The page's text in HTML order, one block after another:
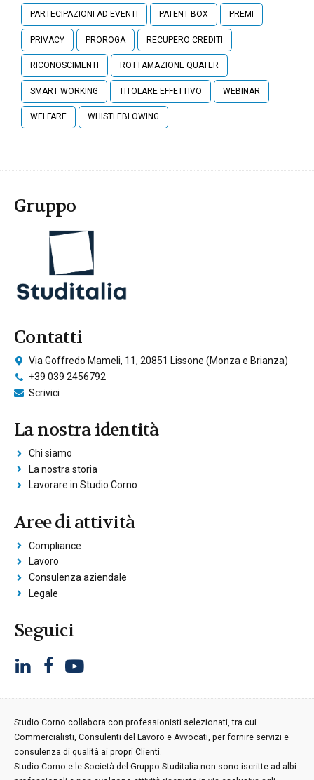
PARTECIPAZIONI AD EVENTI PATENT BOX PREMI
PRIVACY PROROGA RECUPERO CREDITI
RICONOSCIMENTI ROTTAMAZIONE QUATER
SMART WORKING TITOLARE EFFETTIVO WEBINAR
WELFARE WHISTLEBLOWING
Gruppo
Contatti
Via Goffredo Mameli, 11, 20851 Lissone (Monza e Brianza)
+39 039 2456792
Scrivici
La nostra identità
Chi siamo
La nostra storia
Lavorare in Studio Corno
Aree di attività
Compliance
Lavoro
Consulenza aziendale
Legale
Seguici
Studio Corno collabora con professionisti selezionati, tra cui
Commercialisti, Consulenti del Lavoro e Avvocati, per fornire servizi e
consulenza di qualità ai propri Clienti.
Studio Corno e le Società del Gruppo Studitalia non sono iscritte ad albi